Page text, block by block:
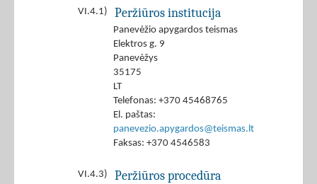
VI.4.1) Peržiūros institucija
Panevėžio apygardos teismas
Elektros g. 9
Panevėžys
35175
LT
Telefonas: +370 45468765
El. paštas:
panevezio.apygardos@teismas.lt
Faksas: +370 4546583
VI.4.3) Peržiūros procedūra